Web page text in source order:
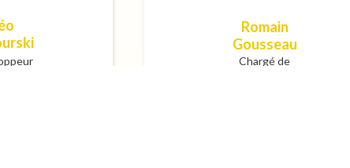
Romain
Gousseau
Chargé de